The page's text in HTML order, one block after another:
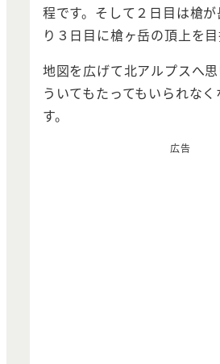
程です。そして２日目は槍
り３日目に槍ヶ岳の頂上を目
地図を広げて北アルプスへ
ういてもたってもいられな
す。
広告